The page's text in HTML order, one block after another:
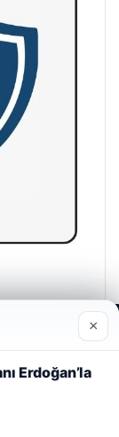
çerezler
×
Erdoğan’la